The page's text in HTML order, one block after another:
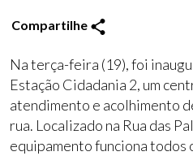
Compartilhe
Na terça-feira (19), foi
Estação Cidadania 2, um
atendimento e acolhimento
rua. Localizado na Rua das
equipamento funciona todos